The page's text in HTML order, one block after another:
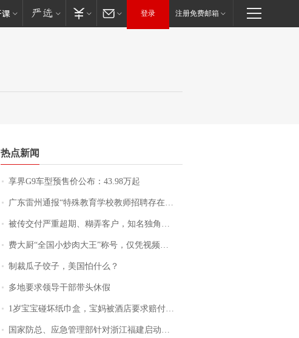
登录 注册免费邮箱
热点新闻
享界G9车型预售价公布：43.98万起
广东雷州通报“特殊教育学校教师招聘存在违规行为”：已启动问责程序 副校长被停职
被传交付严重超期、糊弄客户，知名独角兽车企创始人回应：都没证据，将依法采取措施，“本人长期与美国交管局保持沟通，对方表示肯定”
费大厨“全国小炒肉大王”称号，仅凭视频评出？中国烹饪协会回应
制裁瓜子饺子，美国怕什么？
多地要求领导干部带头休假
1岁宝宝碰坏纸巾盒，宝妈被酒店要求赔付924元！三亚一酒店回复：骨瓷定制！网友一查价格，吵翻了
国家防总、应急管理部针对浙江福建启动防汛防台风四级应急响应